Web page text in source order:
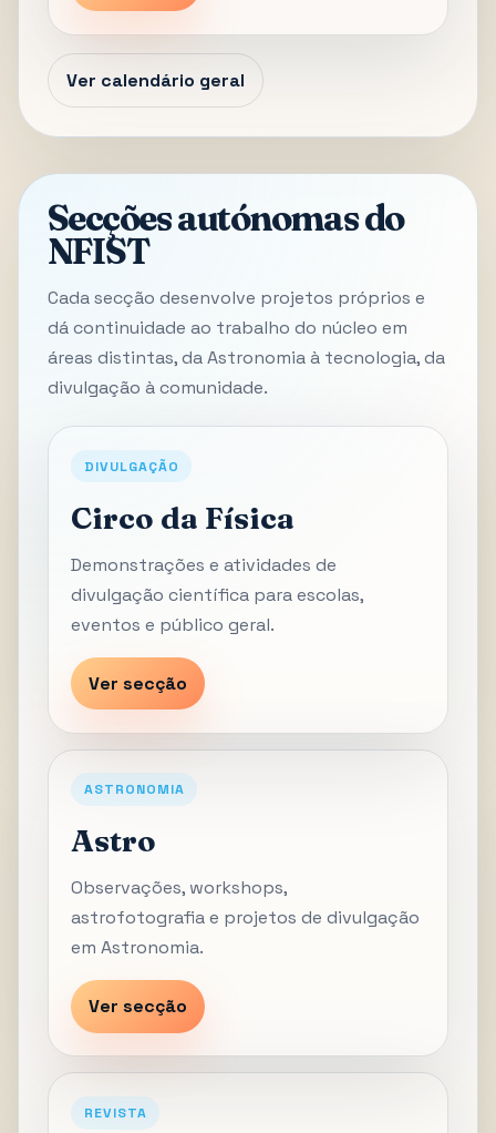
Ver calendário geral
Secções autónomas do
NFIST
Cada secção desenvolve projetos próprios e
dá continuidade ao trabalho do núcleo em
áreas distintas, da Astronomia à tecnologia, da
divulgação à comunidade.
DIVULGAÇÃO
Circo da Física
Demonstrações e atividades de
divulgação científica para escolas,
eventos e público geral.
Ver secção
ASTRONOMIA
Astro
Observações, workshops,
astrofotografia e projetos de divulgação
em Astronomia.
Ver secção
REVISTA